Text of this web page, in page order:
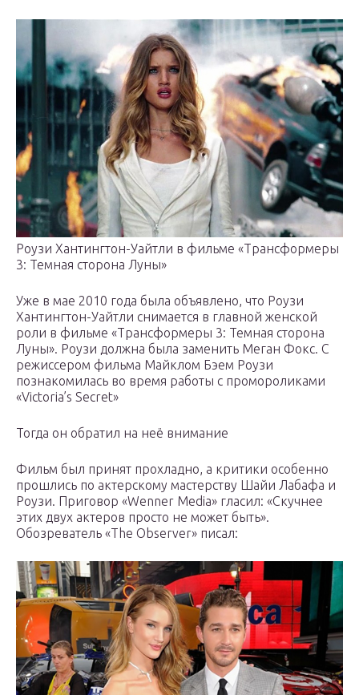
Роузи Хантингтон-Уайтли в фильме «Трансформеры
3: Темная сторона Луны»
Уже в мае 2010 года была объявлено, что Роузи
Хантингтон-Уайтли снимается в главной женской
роли в фильме «Трансформеры 3: Темная сторона
Луны». Роузи должна была заменить Меган Фокс. С
режиссером фильма Майклом Бэем Роузи
познакомилась во время работы с промороликами
«Victoria’s Secret»
Тогда он обратил на неё внимание
Фильм был принят прохладно, а критики особенно
прошлись по актерскому мастерству Шайи Лабафа и
Роузи. Приговор «Wenner Media» гласил: «Скучнее
этих двух актеров просто не может быть».
Обозреватель «The Observer» писал: